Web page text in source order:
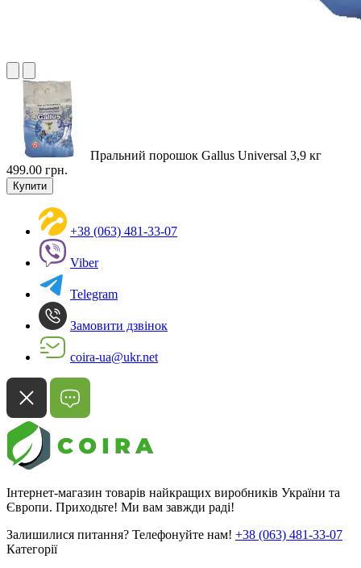
Пральний порошок Gallus Universal 3,9 кг
499.00 грн.
Купити
+38 (063) 481-33-07
Viber
Telegram
Замовити дзвінок
coira-ua@ukr.net
Інтернет-магазин товарів найкращих виробників України та
Європи. Приходьте! Ми вам завжди раді!
Залишилися питання? Телефонуйте нам! +38 (063) 481-33-07
Категорії